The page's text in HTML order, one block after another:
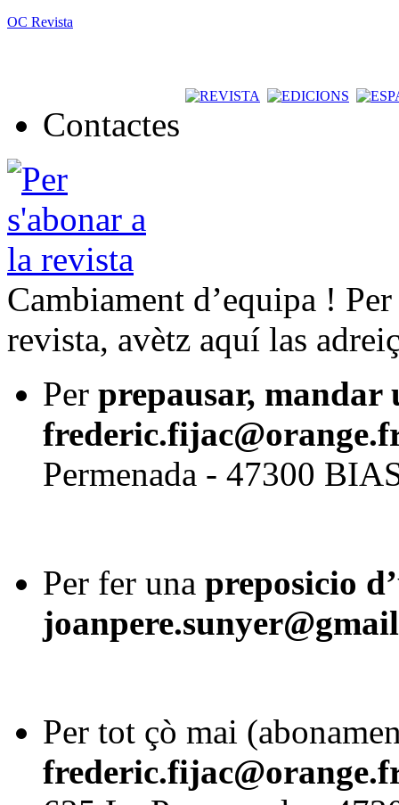
OC Revista
Contactes
Cambiament d’equipa !
revista, avètz aquí las
Per prepausar, mandar
Permenada - 47300
Per fer una preposicio
Per tot çò mai